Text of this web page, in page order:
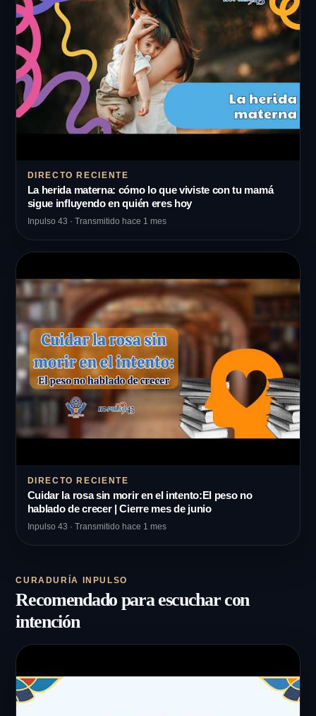
DIRECTO RECIENTE
La herida materna: cómo lo que viviste con tu mamá
sigue influyendo en quién eres hoy
Inpulso 43 · Transmitido hace 1 mes
DIRECTO RECIENTE
Cuidar la rosa sin morir en el intento:El peso no
hablado de crecer | Cierre mes de junio
Inpulso 43 · Transmitido hace 1 mes
CURADURÍA INPULSO
Recomendado para escuchar con
intención